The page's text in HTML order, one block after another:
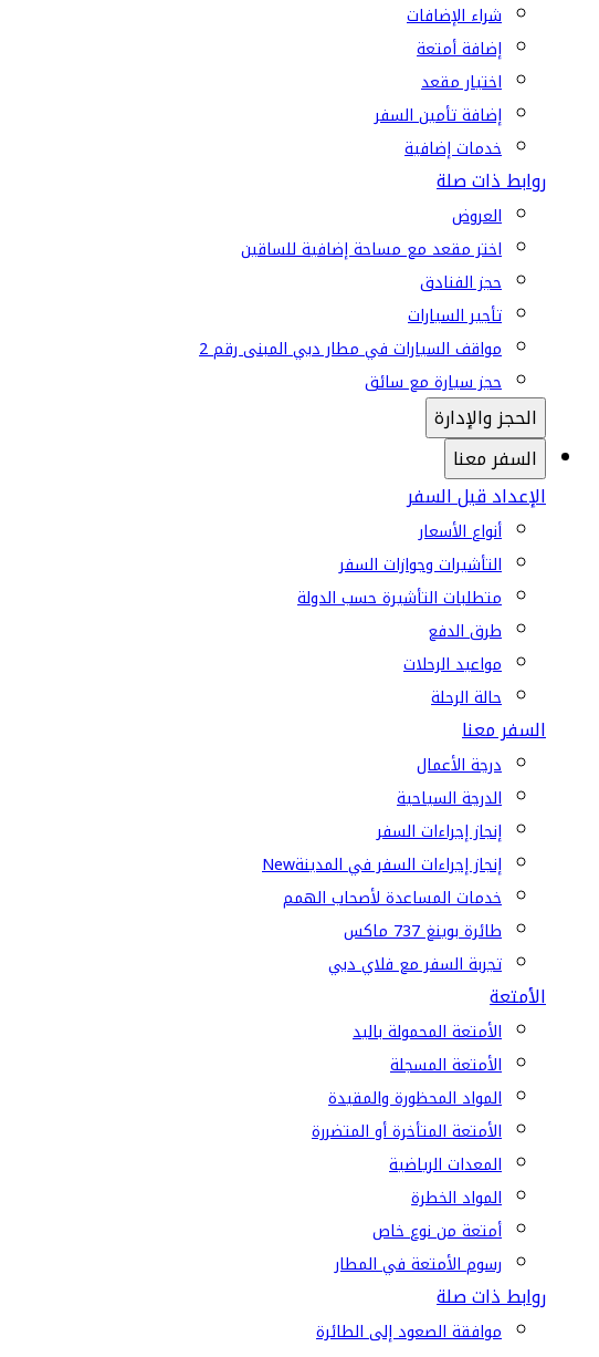
شراء الإضافات
إضافة أمتعة
اختيار مقعد
إضافة تأمين السفر
خدمات إضافية
روابط ذات صلة
العروض
اختر مقعد مع مساحة إضافية للساقين
حجز الفنادق
تأجير السيارات
مواقف السيارات في مطار دبي المبنى رقم 2
حجز سيارة مع سائق
الحجز والإدارة
السفر معنا
الإعداد قبل السفر
أنواع الأسعار
التأشيرات وجوازات السفر
متطلبات التأشيرة حسب الدولة
طرق الدفع
مواعيد الرحلات
حالة الرحلة
السفر معنا
درجة الأعمال
الدرجة السياحية
إنجاز إجراءات السفر
إنجاز إجراءات السفر في المدينةNew
خدمات المساعدة لأصحاب الهمم
طائرة بوينغ 737 ماكس
تجربة السفر مع فلاي دبي
الأمتعة
الأمتعة المحمولة باليد
الأمتعة المسجلة
المواد المحظورة والمقيدة
الأمتعة المتأخرة أو المتضررة
المعدات الرياضية
المواد الخطرة
أمتعة من نوع خاص
رسوم الأمتعة في المطار
روابط ذات صلة
موافقة الصعود إلى الطائرة